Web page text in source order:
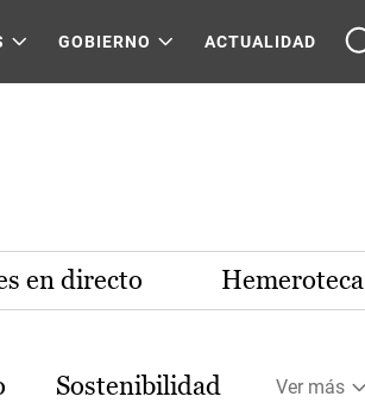
GOBIERNO ACTUALIDAD
en directo Hemeroteca
Sostenibilidad Ver más